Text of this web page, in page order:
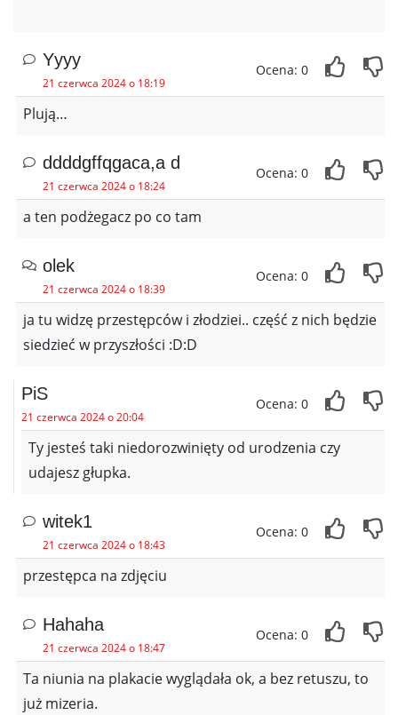
Yyyy
21 czerwca 2024 o 18:19
Ocena: 0
Plują…
ddddgffqgaca,a d
21 czerwca 2024 o 18:24
Ocena: 0
a ten podżegacz po co tam
olek
21 czerwca 2024 o 18:39
Ocena: 0
ja tu widzę przestępców i złodziei.. część z nich będzie
siedzieć w przyszłości :D:D
PiS
21 czerwca 2024 o 20:04
Ocena: 0
Ty jesteś taki niedorozwinięty od urodzenia czy
udajesz głupka.
witek1
21 czerwca 2024 o 18:43
Ocena: 0
przestępca na zdjęciu
Hahaha
21 czerwca 2024 o 18:47
Ocena: 0
Ta niunia na plakacie wyglądała ok, a bez retuszu, to
już mizeria.